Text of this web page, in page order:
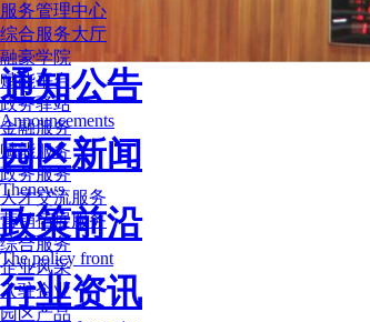
服务管理中心
综合服务大厅
融豪学院
赋能平台
政务驿站
金融服务
赋能服务
政务服务
人才交流服务
营销拓展服务
综合服务
企业风采
入驻企业
园区产品
通知公告
Announcements
园区新闻
Thenews
政策前沿
The policy front
行业资讯